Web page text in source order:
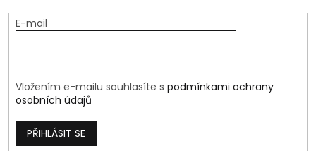
E-mail
Vložením e-mailu souhlasíte s podmínkami ochrany
osobních údajů
PŘIHLÁSIT SE